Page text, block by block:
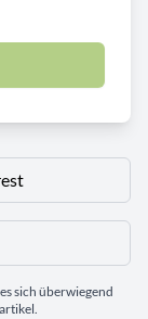
sich überwiegend